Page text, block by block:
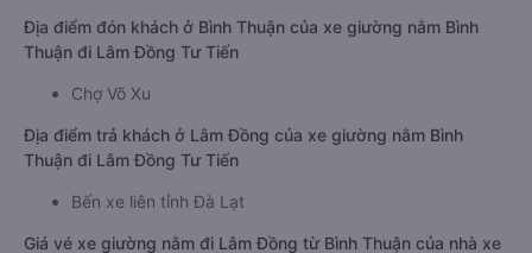
Địa điểm đón khách ở Bình Thuận của xe giường nằm Bình
Thuận đi Lâm Đồng Tư Tiến
Chợ Võ Xu
Địa điểm trả khách ở Lâm Đồng của xe giường nằm Bình
Thuận đi Lâm Đồng Tư Tiến
Bến xe liên tỉnh Đà Lạt
Giá vé xe giường nằm đi Lâm Đồng từ Bình Thuận của nhà xe